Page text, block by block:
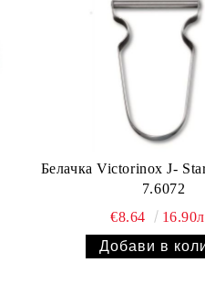
Белачка Victorinox J-
7.6072
€8.64